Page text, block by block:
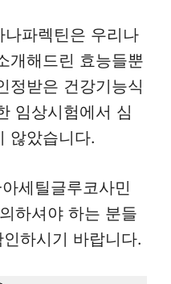
파렉틴은 우리나
개해드린 효능들뿐
정받은 건강기능식
임상시험에서 심
않았습니다.
세틸글루코사민
하셔야 하는 분들
하시기 바랍니다.